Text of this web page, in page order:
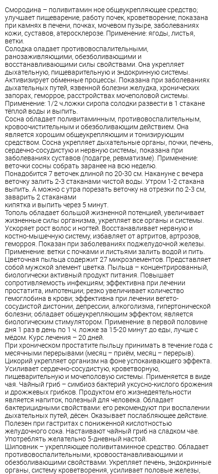
Смородина – поливитамин ное общеукрепляющее средство;
улучшает пищеварение, работу почек, кроветворение; показана
при камнях в печени, почках, мочевом пузыре, заболеваниях
кожи, суставов, атеросклерозе. Применение: ягоды, листья,
ветки.
Солодка оладает противовоспалительными,
ранозаживляющими, обезболивающими и
восстанавливающими силы свойствами. Она укрепляет
дыхательную, пищеварительную и эндокринную системы.
Активизирует обменные процессы. Показана при заболеваниях
дыхательных путей, язвенной болезни желудка, хронических
запорах, геморрое, расстройствах мочеполовой системы.
Применение: 1/2 ч.ложки сиропа солодки развести в 1 стакане
тёплой воды и выпить.
Сосна обладает поливитаминным, противовоспалительным,
кровоочистительным и обезболивающим действием. Она
является хорошим общеукрепляющим и тонизирующим
средством. Сосна укрепляет дыхательные органы, почки, печень,
сердечно-сосудистую и нервную системы, показана при
заболеваниях суставов (подагре, ревматизме). Применение:
веточки сосны собрать заранее на всю неделю.
Понадобится 7 веточек длиной по 20-30 см. Накануне с вечера
веточку залить 2-3 стаканами чистой воды. Утром 1-2 стакана
выпить. А можно с утра порезать веточку на отрезки по 2-3 см,
заварить 2 стаканами
кипятка и выпить через 5 минут.
Тополь обладает большой жизненной потенцией, увеличивает
жизненные силы организма, укрепляет все органы и системы.
Ускоряет рост волос и ногтей. Восстанавливает нервную и
костно-мышечную систему, избавляет от артритов, артрозов,
геморроя. Показан при заболеваниях поджелудочной железы.
Применение: ветки с почками и листьями залить водой и пить.
Цветочная пыльца содержит 27 микроэлементов. Представляет
собой мужской элемент цветка. Пыльца – концентрированный,
биологически активный продукт питания. Повышает
сопротивляемость инфекциям; эффективна при лечении
простатита, импотенции; резко увеличивает количество
гемоглобина в крови; эффективна при лечении вегето-
сосудистой дистонии, депрессии, алкоголизма, гипертонической
болезни; обладает общеукрепляющим эффектом; является
биологическим стимулятором. Применение: в первой половине
дня 1 раз в день по 1 ч. ложке за 15-20 минут до еды, лучше с
мёдом. Курс лечения – 20 дней.
При хроническом простатите пыльцу принимать в течение года с
месячными перерывами (месяц – приём, месяц – перерыв).
Цикорий укрепляет организм на фоне успокаивающего эффекта.
Усиливает сердечно-сосудистую, кроветворную,
пищеварительную и мочеполовую системы. Применяется в виде
чая. Чайный гриб – симбиоз бактерий уксусно-кислого брожения
и дрожжевых грибков. Продуктом его жизнедеятельности
является напиток, полезный для человека. Обладает
бактерицидными свойствами: его рекомендуют при воспалении
дыхательных путей, дёсен. Оказывает послабляющее действие.
Полезен при гастритах с пониженной кислотностью
желудочного сока. Настаивают чайный гриб на сладком чае.
Употреблять желательно 5-дневный настой.
Шиповник – укрепляющее поливитаминное средство. Обладает
противовоспалительными, кровоостанавливающими и
обезболивающими свойствами. Укрепляет печень, эндокринные
органы, систему кроветворения, усиливает половые железы,